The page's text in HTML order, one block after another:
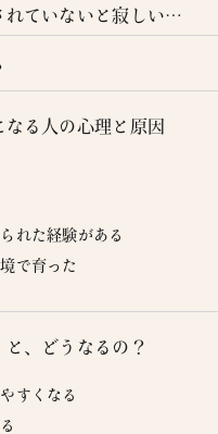
ていないと寂しい…
なる人の心理と原因
れた経験がある
で育った
、どうなるの？
すくなる